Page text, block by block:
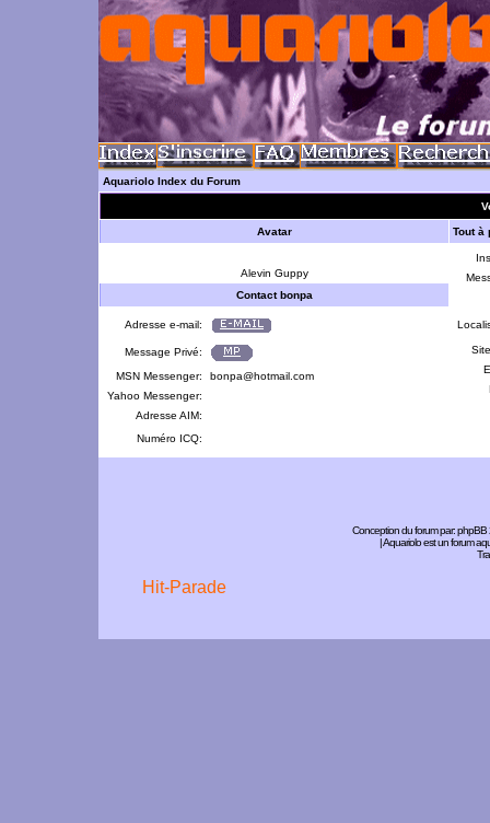
Aquariolo Index du Forum
Avatar Tout à
Alevin Guppy
Contact bonpa
Adresse e-mail:
Message Privé:
MSN Messenger:
bonpa@hotmail.com
Yahoo Messenger:
Adresse AIM:
Numéro ICQ:
Conception du forum par:phpBB
| Aquariolo est un forum